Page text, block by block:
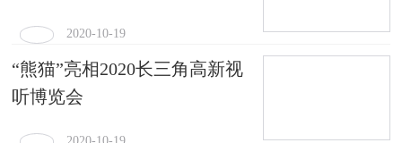
2020-10-19
“熊猫”亮相2020长三角高新视
听博览会